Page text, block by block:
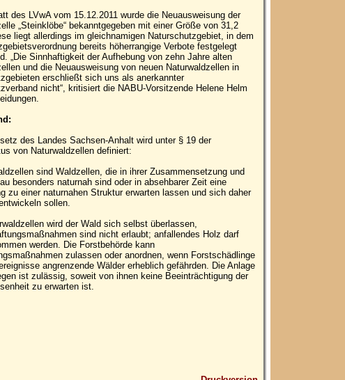
des LVwA vom 15.12.2011 wurde die Neuausweisung der
„Steinklöbe“ bekanntgegeben mit einer Größe von 31,2
liegt allerdings im gleichnamigen Naturschutzgebiet, in dem
bereits höherrangige Verbote festgelegt
„Die Sinnhaftigkeit der Aufhebung von zehn Jahre alten
und die Neuausweisung von neuen Naturwaldzellen in
erschließt sich uns als anerkannter
nicht“, kritisiert die NABU-Vorsitzende Helene Helm
des Landes Sachsen-Anhalt wird unter § 19 der
von Naturwaldzellen definiert:
sind Waldzellen, die in ihrer Zusammensetzung und
besonders naturnah sind oder in absehbarer Zeit eine
zu einer naturnahen Struktur erwarten lassen und sich daher
sollen.
wird der Wald sich selbst überlassen,
sind nicht erlaubt; anfallendes Holz darf
werden. Die Forstbehörde kann
zulassen oder anordnen, wenn Forstschädlinge
angrenzende Wälder erheblich gefährden. Die Anlage
ist zulässig, soweit von ihnen keine Beeinträchtigung der
zu erwarten ist.